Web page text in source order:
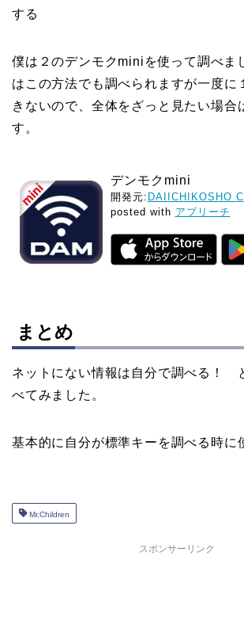
する
僕は２のデンモクminiを使って調べま
はこの方法でも調べられますが一度に
きないので、全体をざっと見たい場合
す。
デンモクmini
開発元: DAIICHIKOSHO
posted with アプリーチ
まとめ
ネットにない情報は自分で調べる！
べてみました。
基本的に自分が標準キーを調べる時に
Mr.Children
スポンサーリンク